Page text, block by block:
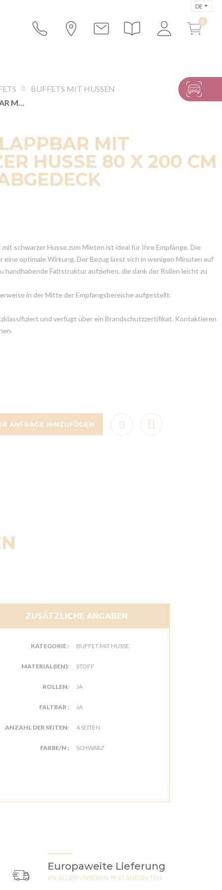
DE
BUFFETS MIT HUSSEN
BUFFET KLAPPBAR MIT SCHWARZER HUSSE 80 X 200 CM 4 SEITEN ABGEDECK
MIT
HUSSE 80 X 200 CM
schwarzer Husse zum Mieten ist ideal für Ihre Empfänge. Die
optimale Wirkung. Der Bezug lässt sich in wenigen Minuten auf
handhabende Faltstruktur aufziehen, die dank der Rollen leicht zu
in der Mitte der Empfangsbereiche aufgestellt.
und verfügt über ein Brandschutzzertifikat. Kontaktieren
ANFRAGE HINZUFÜGEN
ZUSÄTZLICHE ANGABEN
KATEGORIE : BUFFET MIT HUSSE
MATERIAL(IEN): STOFF
ROLLEN: JA
FALTBAR : JA
ANZAHL DER SEITEN: 4 SEITEN
FARBE/N : SCHWARZ
Europaweite Lieferung
AN ALLEN UNSEREN 19 STANDORTEN